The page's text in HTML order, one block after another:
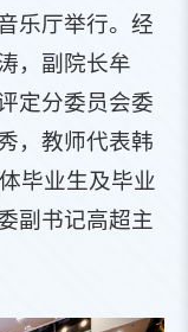
乐厅举行。经
，副院长牟
定分委员会委
，教师代表韩
毕业生及毕业
副书记高超主